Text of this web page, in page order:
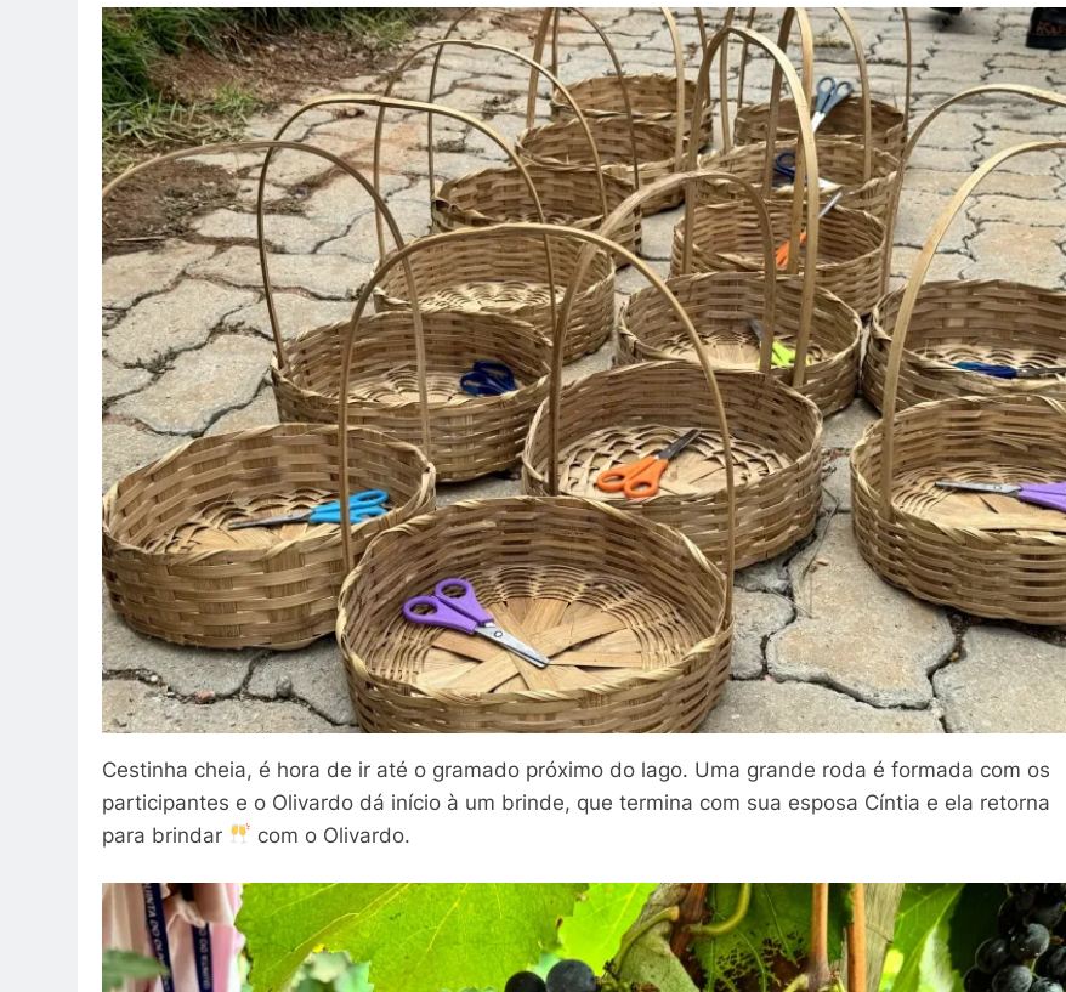
Cestinha cheia, é hora de ir até o gramado próximo do lago. Uma grande roda é formada com os
participantes e o Olivardo dá início à um brinde, que termina com sua esposa Cíntia e ela retorna
para brindar
com o Olivardo.